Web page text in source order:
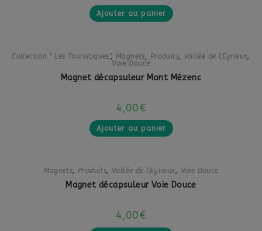
Ajouter au panier
Collection " Les Touristiques", Magnets Produits, Vallée de l'Eyrieux
Voie Douce
Magnet décapsuleur Mont Mézenc
4,00€
Ajouter au panier
Magnets, Produits, Vallée de l'Eyrieux, Voie Douce
Magnet décapsuleur Voie Douce
4,00€